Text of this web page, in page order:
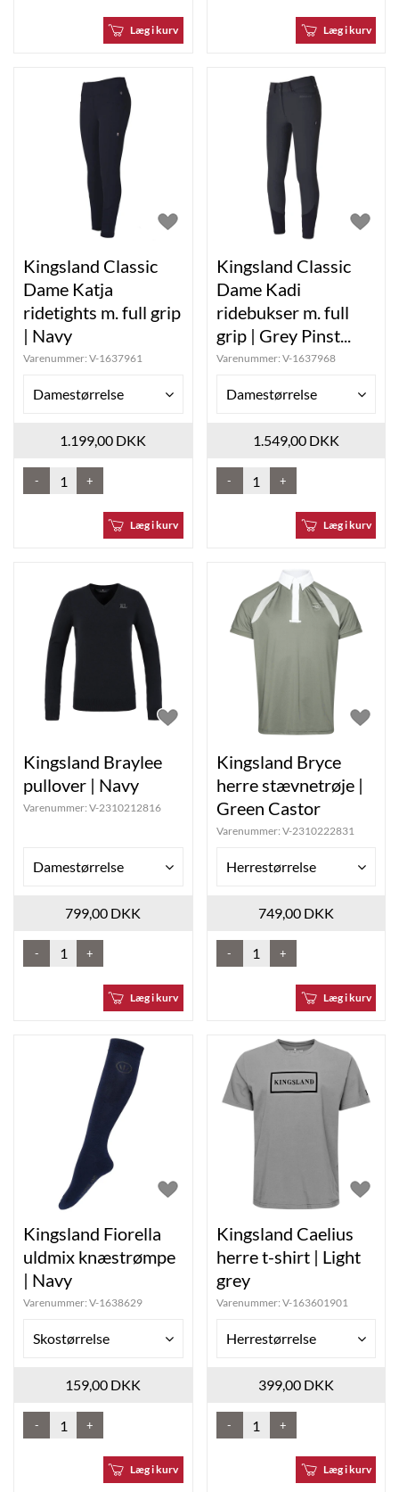
Læg i kurv Læg i kurv
Kingsland Classic
Dame Katja
ridetights m. full grip
| Navy
Varenummer: V-1637961
Damestørrelse
1.199,00 DKK
- +
Læg i kurv
Kingsland Classic
Dame Kadi
ridebukser m. full
grip | Grey Pinst...
Varenummer: V-1637968
Damestørrelse
1.549,00 DKK
- +
Læg i kurv
Kingsland Braylee
pullover | Navy
Varenummer: V-2310212816
Damestørrelse
799,00 DKK
- +
Læg i kurv
Kingsland Bryce
herre stævnetrøje |
Green Castor
Varenummer: V-2310222831
Herrestørrelse
749,00 DKK
- +
Læg i kurv
Kingsland Fiorella
uldmix knæstrømpe
| Navy
Varenummer: V-1638629
Skostørrelse
159,00 DKK
- +
Læg i kurv
Kingsland Caelius
herre t-shirt | Light
grey
Varenummer: V-163601901
Herrestørrelse
399,00 DKK
- +
Læg i kurv